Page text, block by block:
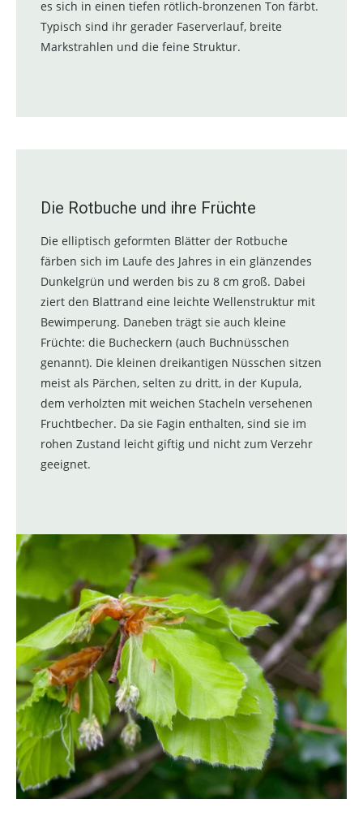
es sich in einen tiefen rötlich-bronzenen Ton färbt.
Typisch sind ihr gerader Faserverlauf, breite
Markstrahlen und die feine Struktur.
Die Rotbuche und ihre Früchte
Die elliptisch geformten Blätter der Rotbuche
färben sich im Laufe des Jahres in ein glänzendes
Dunkelgrün und werden bis zu 8 cm groß. Dabei
ziert den Blattrand eine leichte Wellenstruktur mit
Bewimperung. Daneben trägt sie auch kleine
Früchte: die Bucheckern (auch Buchnüsschen
genannt). Die kleinen dreikantigen Nüsschen sitzen
meist als Pärchen, selten zu dritt, in der Kupula,
dem verholzten mit weichen Stacheln versehenen
Fruchtbecher. Da sie Fagin enthalten, sind sie im
rohen Zustand leicht giftig und nicht zum Verzehr
geeignet.